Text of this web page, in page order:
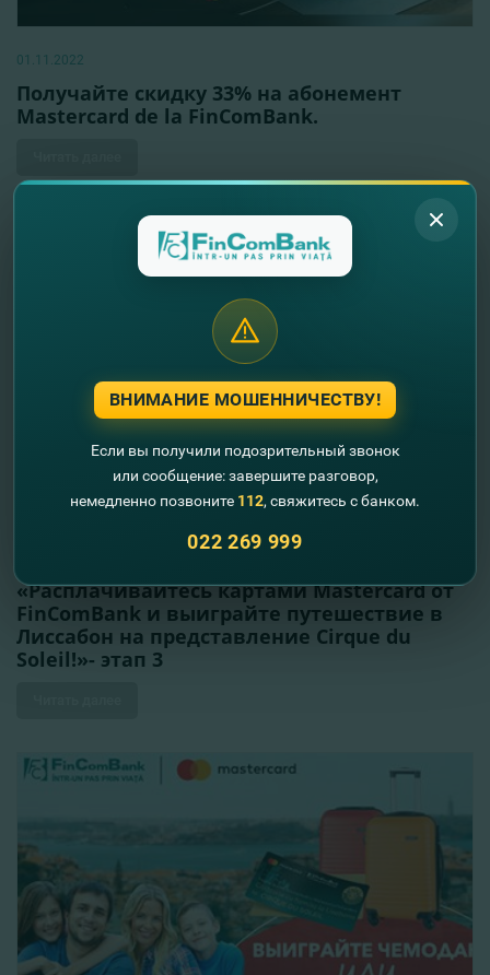
01.11.2022
Получайте скидку 33% на абонемент
Mastercard de la FinComBank.
«Расплачивайтесь картами Mastercard от
FinComBank и выиграйте путешествие в
Лиссабон на представление Cirque du
Soleil!»- этап 3
ВНИМАНИЕ МОШЕННИЧЕСТВУ!
Если вы получили подозрительный звонок
или сообщение: завершите разговор,
немедленно позвоните 112, свяжитесь с банком.
022 269 999